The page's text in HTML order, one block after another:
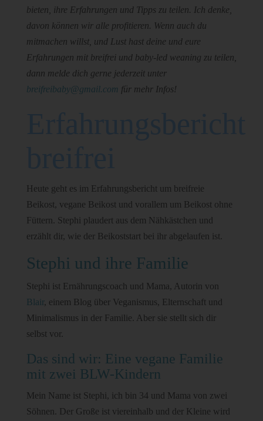
bieten, ihre Erfahrungen und Tipps zu teilen. Ich denke,
davon können wir alle profitieren. Wenn auch du
mitmachen willst, und Lust hast deine und eure
Erfahrungen mit breifrei und baby-led weaning zu teilen,
dann melde dich gerne jederzeit unter
breifreibaby@gmail.com für mehr Infos!
Heute geht es im Erfahrungsbericht um breifreie
Beikost, vegane Beikost und vorallem um Beikost ohne
Füttern. Stephi plaudert aus dem Nähkästchen und
erzählt dir, wie der Beikoststart bei ihr abgelaufen ist.
Stephi und ihre Familie
Stephi ist Ernährungscoach und Mama, Autorin von
Blair, einem Blog über Veganismus, Elternschaft und
Minimalismus in der Familie. Aber sie stellt sich dir
selbst vor.
Das sind wir: Eine vegane Familie
mit zwei BLW-Kindern
Mein Name ist Stephi, ich bin 34 und Mama von zwei
Söhnen. Der Große ist viereinhalb und der Kleine wird